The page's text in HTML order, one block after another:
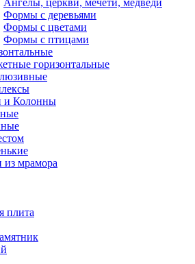
Ангелы, церкви, мечети, медведи
Формы с деревьями
Формы с цветами
Формы с птицами
горизонтальные
и Колонны
мрамора
плита